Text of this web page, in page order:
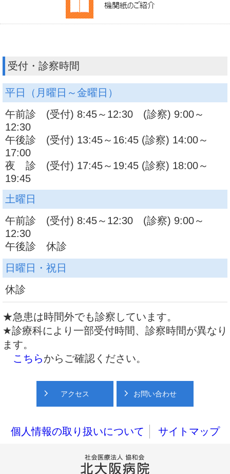
受付・診察時間
平日（月曜日～金曜日）
午前診 (受付) 8:45～12:30 (診察) 9:00～
12:30
午後診 (受付) 13:45～16:45 (診察) 14:00～
17:00
夜 診 (受付) 17:45～19:45 (診察) 18:00～
19:45
土曜日
午前診 (受付) 8:45～12:30 (診察) 9:00～
12:30
午後診 休診
日曜日・祝日
休診
★急患は時間外でも診察しています。
★診療科により一部受付時間、診察時間が異なり
ます。
こちらからご確認ください。
アクセス お問い合わせ
個人情報の取り扱いについて サイトマップ